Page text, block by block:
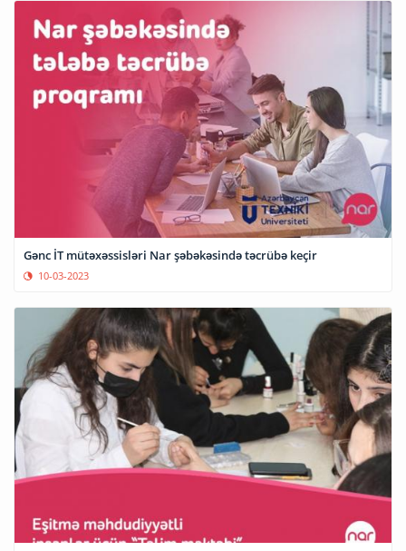
Gənc İT mütəxəssisləri Nar şəbəkəsində təcrübə keçir
10-03-2023